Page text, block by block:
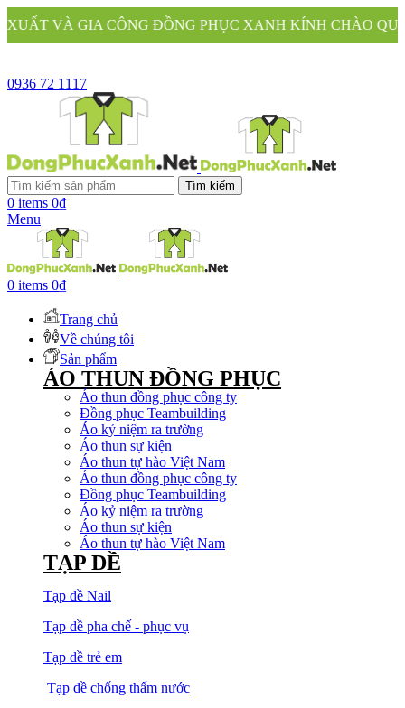
ĐỒNG PHỤC XANH KÍNH CHÀO QUÝ KHÁCH
0936 72 1117
Tìm kiếm
0 items 0₫
Menu
0 items 0₫
Trang chủ
Về chúng tôi
Sản phẩm
ÁO THUN ĐỒNG PHỤC
Áo thun đồng phục công ty
Đồng phục Teambuilding
Áo kỷ niệm ra trường
Áo thun sự kiện
Áo thun tự hào Việt Nam
Áo thun đồng phục công ty
Đồng phục Teambuilding
Áo kỷ niệm ra trường
Áo thun sự kiện
Áo thun tự hào Việt Nam
TẠP DỀ
Tạp dề Nail
Tạp dề pha chế - phục vụ
Tạp dề trẻ em
Tạp dề chống thấm nước